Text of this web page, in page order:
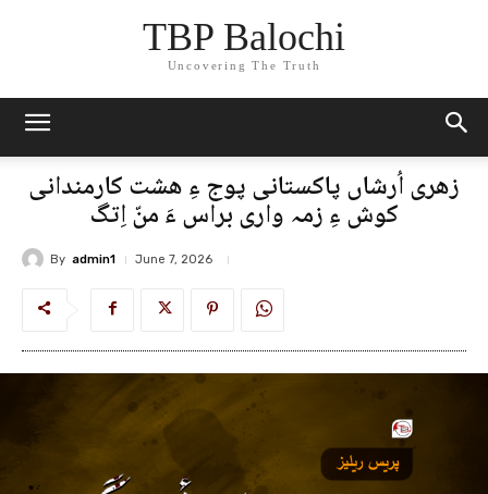
TBP Balochi
Uncovering The Truth
زھری اُرشاں پاکستانی پوج ءِ ھشت کارمندانی
کوش ءِ زمہ واری براس ءَ منّ اِتگ
By admin1 June 7, 2026